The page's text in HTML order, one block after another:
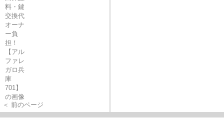
＜ 前のページ